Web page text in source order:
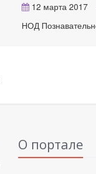
12 марта 2017
НОД
О портале